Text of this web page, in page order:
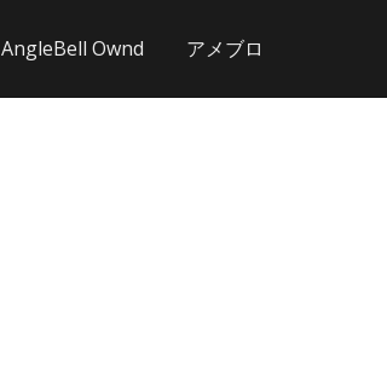
AngleBell Ownd アメブロ